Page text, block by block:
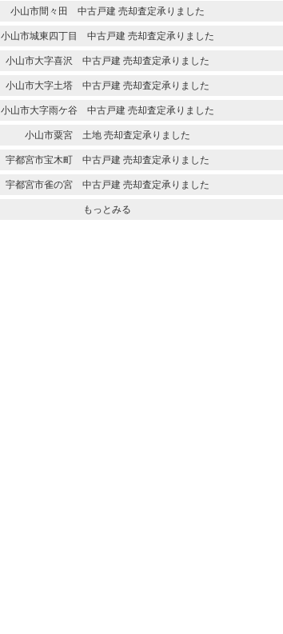
小山市間々田 中古戸建 売却査定承りました
小山市城東四丁目 中古戸建 売却査定承りました
小山市大字喜沢 中古戸建 売却査定承りました
小山市大字土塔 中古戸建 売却査定承りました
小山市大字雨ケ谷 中古戸建 売却査定承りました
小山市粟宮 土地 売却査定承りました
宇都宮市宝木町 中古戸建 売却査定承りました
宇都宮市雀の宮 中古戸建 売却査定承りました
もっとみる